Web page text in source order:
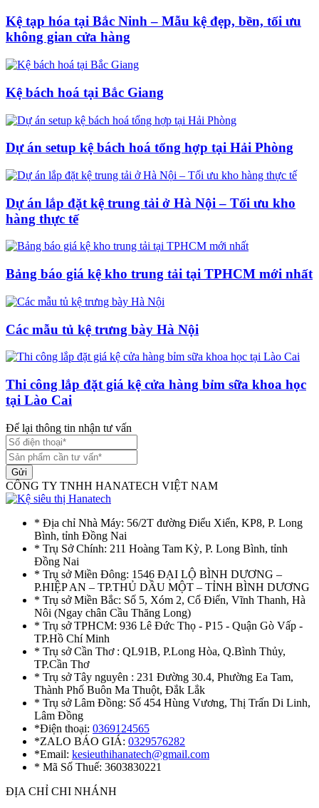
Kệ tạp hóa tại Bắc Ninh – Mẫu kệ đẹp, bền, tối ưu
không gian cửa hàng
Kệ bách hoá tại Bắc Giang
Dự án setup kệ bách hoá tổng hợp tại Hải Phòng
Dự án lắp đặt kệ trung tải ở Hà Nội – Tối ưu kho
hàng thực tế
Bảng báo giá kệ kho trung tải tại TPHCM mới nhất
Các mẫu tủ kệ trưng bày Hà Nội
Thi công lắp đặt giá kệ cửa hàng bỉm sữa khoa học
tại Lào Cai
Để lại thông tin nhận tư vấn
Gửi
CÔNG TY TNHH HANATECH VIỆT NAM
* Địa chỉ Nhà Máy: 56/2T đường Điểu Xiển, KP8, P. Long
Bình, tỉnh Đồng Nai
* Trụ Sở Chính: 211 Hoàng Tam Kỳ, P. Long Bình, tỉnh
Đồng Nai
* Trụ sở Miền Đông: 1546 ĐẠI LỘ BÌNH DƯƠNG –
P.HIỆP AN – TP.THỦ DẦU MỘT – TỈNH BÌNH DƯƠNG
* Trụ sở Miền Bắc: Số 5, Xóm 2, Cổ Điển, Vĩnh Thanh, Hà
Nôi (Ngay chân Cầu Thăng Long)
* Trụ sở TPHCM: 936 Lê Đức Thọ - P15 - Quận Gò Vấp -
TP.Hồ Chí Minh
* Trụ sở Cần Thơ : QL91B, P.Long Hòa, Q.Bình Thủy,
TP.Cần Thơ
* Trụ sở Tây nguyên : 231 Đường 30.4, Phường Ea Tam,
Thành Phố Buôn Ma Thuột, Đắk Lắk
* Trụ sở Lâm Đồng: Số 454 Hùng Vương, Thị Trấn Di Linh,
Lâm Đồng
*Điện thoại: 0369124565
*ZALO BÁO GIÁ: 0329576282
*Email: kesieuthihanatech@gmail.com
* Mã Số Thuế: 3603830221
ĐỊA CHỈ CHI NHÁNH